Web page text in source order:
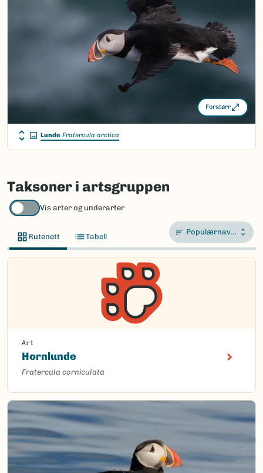
3565
Gå til Nortaxa for flere detaljer
(Ekstern lenke)
Forstørr
Lunde Fratercula arctica
Taksoner i artsgruppen
Vis arter og underarter
Rutenett Tabell Populærnavn A-Å
Art
Hornlunde
Fratercula corniculata